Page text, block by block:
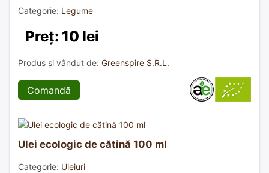
Categorie: Legume
Preț: 10 lei
Produs și vândut de: Greenspire S.R.L.
Comandă
Ulei ecologic de cătină 100 ml
Categorie: Uleiuri